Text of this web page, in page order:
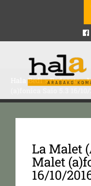
Hala Bedi>Podcasts>
La Malet
Malet
16/10/